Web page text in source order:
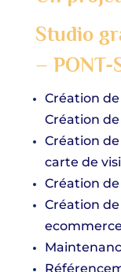
Studio
– PONT-
Création
Création
Création
carte de
Création
Création